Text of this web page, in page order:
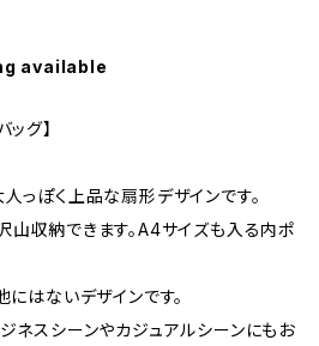
available
グ】
っぽく上品な扇形デザインです。
収納できます。A4サイズも入る内ポ
にはないデザインです。
ネスシーンやカジュアルシーンにもお